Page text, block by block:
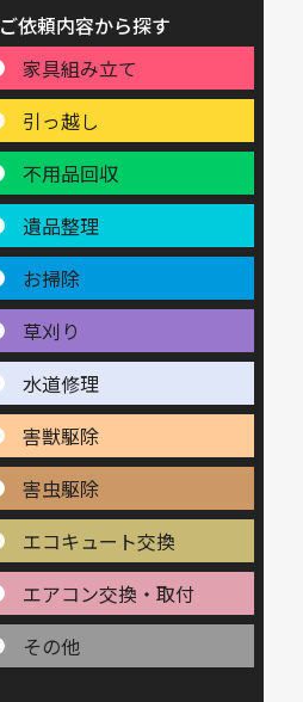
ご依頼内容から探す
家具組み立て
引っ越し
不用品回収
遺品整理
お掃除
草刈り
水道修理
害獣駆除
害虫駆除
エコキュート交換
エアコン交換・取付
その他